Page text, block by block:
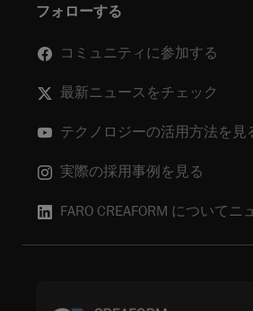
フォローする
コミュニティに参加する
最新ニュースをチェック
テクノロジーの活用方法を見
実際の採用事例を見る
FARO CREAFORM について